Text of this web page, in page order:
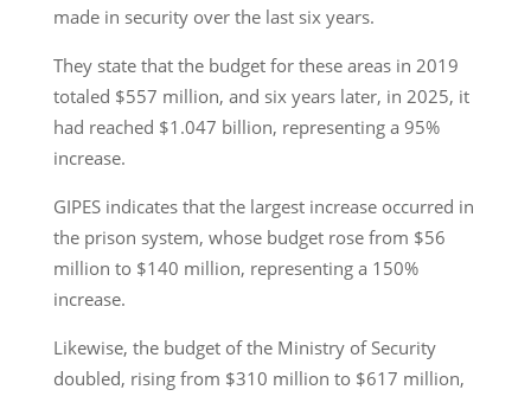
made in security over the last six years.
They state that the budget for these areas in 2019
totaled $557 million, and six years later, in 2025, it
had reached $1.047 billion, representing a 95%
increase.
GIPES indicates that the largest increase occurred in
the prison system, whose budget rose from $56
million to $140 million, representing a 150%
increase.
Likewise, the budget of the Ministry of Security
doubled, rising from $310 million to $617 million,